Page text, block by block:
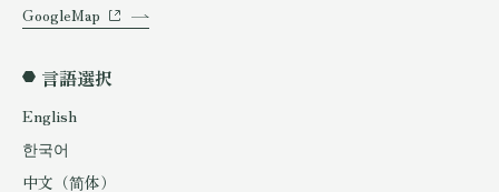
GoogleMap
言語選択
English
한국어
中文（简体）